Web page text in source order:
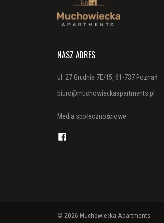
NASZ ADRES
ul. 27 Grudnia 7E/15, 61-737 Poznań
biuro@muchowieckaapartments.pl
Media społecznościowe:
© 2026 Muchowiecka Apartments